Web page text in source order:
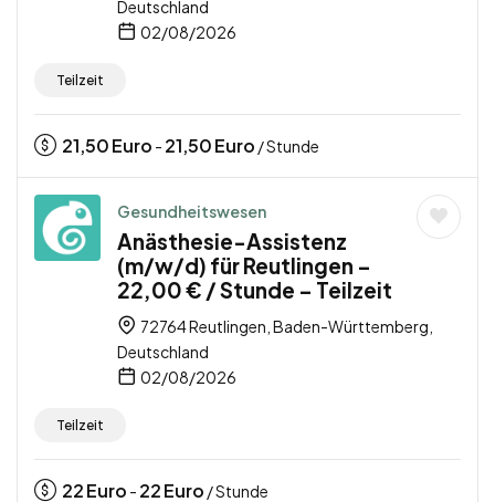
Deutschland
02/08/2026
Teilzeit
21,50Euro - 21,50Euro / Stunde
Gesundheitswesen
Anästhesie-Assistenz
(m/w/d) für Reutlingen –
22,00 € / Stunde – Teilzeit
72764 Reutlingen, Baden-Württemberg,
Deutschland
02/08/2026
Teilzeit
22Euro - 22Euro / Stunde